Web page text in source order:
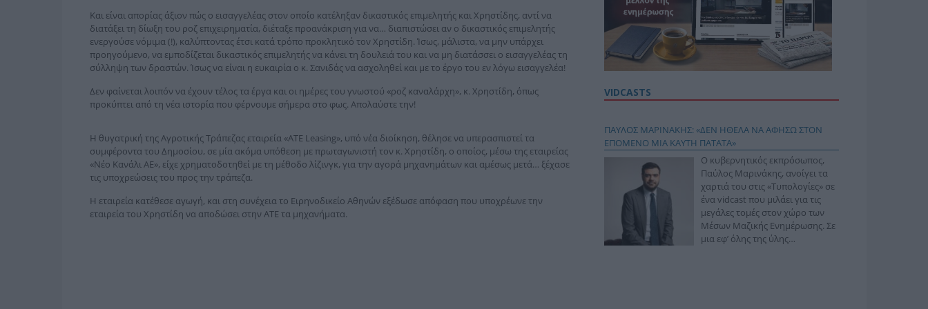
Και είναι απορίας άξιον πώς ο εισαγγελέας στον οποίο κατέληξαν δικαστικός επιμελητής και Χρηστίδης, αντί να
διατάξει τη δίωξη του ροζ επιχειρηματία, διέταξε προανάκριση για να… διαπιστώσει αν ο δικαστικός επιμελητής
ενεργούσε νόμιμα (!), καλύπτοντας έτσι κατά τρόπο προκλητικό τον Χρηστίδη. Ίσως, μάλιστα, να μην υπάρχει
προηγούμενο, να εμποδίζεται δικαστικός επιμελητής να κάνει τη δουλειά του και να μη διατάσσει ο εισαγγελέας τη
σύλληψη των δραστών. Ίσως να είναι η ευκαιρία ο κ. Σανιδάς να ασχοληθεί και με το έργο του εν λόγω εισαγγελέα!
Δεν φαίνεται λοιπόν να έχουν τέλος τα έργα και οι ημέρες του γνωστού «ροζ καναλάρχη», κ. Χρηστίδη, όπως
προκύπτει από τη νέα ιστορία που φέρνουμε σήμερα στο φως. Απολαύστε την!
Η θυγατρική της Αγροτικής Τράπεζας εταιρεία «ΑΤΕ Leasing», υπό νέα διοίκηση, θέλησε να υπερασπιστεί τα
συμφέροντα του Δημοσίου, σε μία ακόμα υπόθεση με πρωταγωνιστή τον κ. Χρηστίδη, ο οποίος, μέσω της εταιρείας
«Νέο Κανάλι ΑΕ», είχε χρηματοδοτηθεί με τη μέθοδο λίζινγκ, για την αγορά μηχανημάτων και αμέσως μετά… ξέχασε
τις υποχρεώσεις του προς την τράπεζα.
Η εταιρεία κατέθεσε αγωγή, και στη συνέχεια το Ειρηνοδικείο Αθηνών εξέδωσε απόφαση που υποχρέωνε την
εταιρεία του Χρηστίδη να αποδώσει στην ΑΤΕ τα μηχανήματα.
VIDCASTS
ΠΑΥΛΟΣ ΜΑΡΙΝΑΚΗΣ: «ΔΕΝ ΗΘΕΛΑ ΝΑ ΑΦΗΣΩ ΣΤΟΝ
ΕΠΟΜΕΝΟ ΜΙΑ ΚΑΥΤΗ ΠΑΤΑΤΑ»
Ο κυβερνητικός εκπρόσωπος,
Παύλος Μαρινάκης, ανοίγει τα
χαρτιά του στις «Τυπολογίες» σε
ένα vidcast που μιλάει για τις
μεγάλες τομές στον χώρο των
Μέσων Μαζικής Ενημέρωσης. Σε
μια εφ’ όλης της ύλης